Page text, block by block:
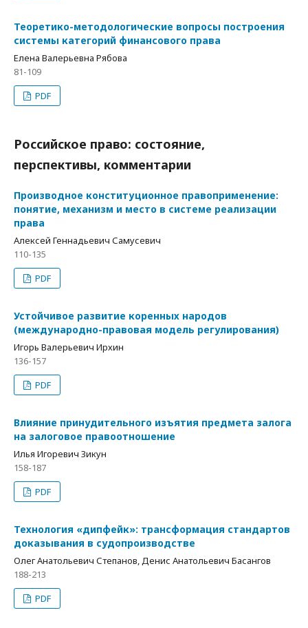
Теоретико-методологические вопросы построения
системы категорий финансового права
Елена Валерьевна Рябова
81-109
PDF
Российское право: состояние,
перспективы, комментарии
Производное конституционное правоприменение:
понятие, механизм и место в системе реализации
права
Алексей Геннадьевич Самусевич
110-135
PDF
Устойчивое развитие коренных народов
(международно-правовая модель регулирования)
Игорь Валерьевич Ирхин
136-157
PDF
Влияние принудительного изъятия предмета залога
на залоговое правоотношение
Илья Игоревич Зикун
158-187
PDF
Технология «дипфейк»: трансформация стандартов
доказывания в судопроизводстве
Олег Анатольевич Степанов, Денис Анатольевич Басангов
188-213
PDF